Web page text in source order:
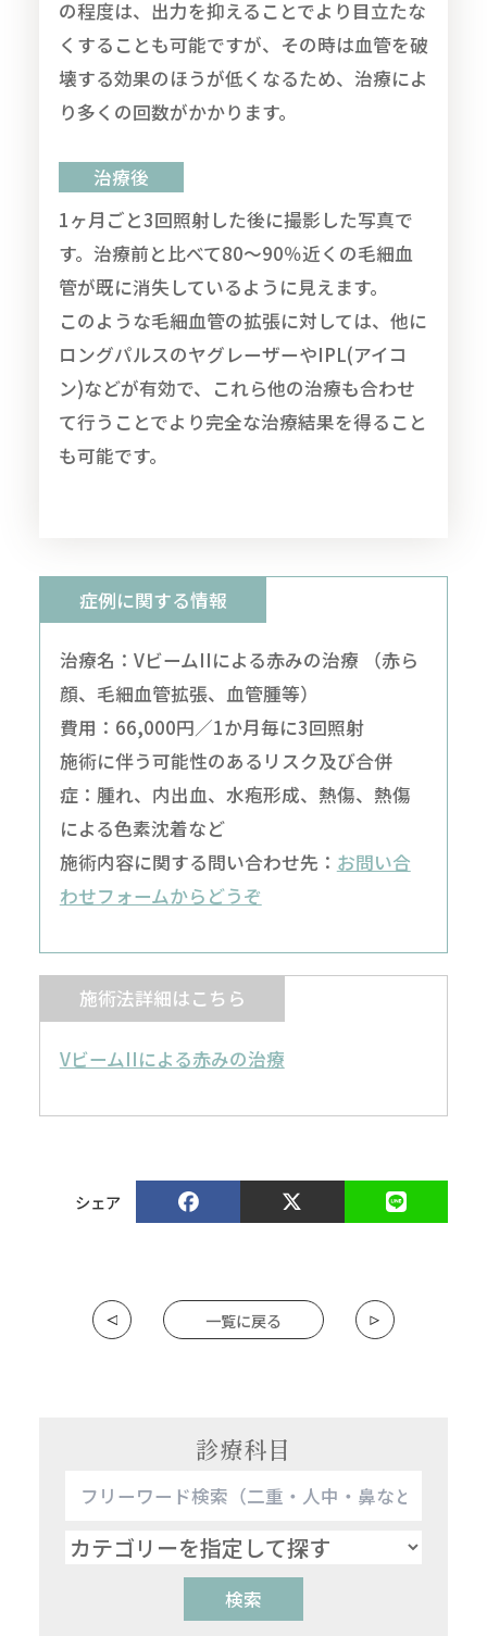
の程度は、出力を抑えることでより目立たな
くすることも可能ですが、その時は血管を破
壊する効果のほうが低くなるため、治療によ
り多くの回数がかかります。
治療後
1ヶ月ごと3回照射した後に撮影した写真で
す。治療前と比べて80～90％近くの毛細血
管が既に消失しているように見えます。
このような毛細血管の拡張に対しては、他に
ロングパルスのヤグレーザーやIPL(アイコ
ン)などが有効で、これら他の治療も合わせ
て行うことでより完全な治療結果を得ること
も可能です。
症例に関する情報
治療名：VビームIIによる赤みの治療 （赤ら
顔、毛細血管拡張、血管腫等）
費用：66,000円／1か月毎に3回照射
施術に伴う可能性のあるリスク及び合併
症：腫れ、内出血、水疱形成、熱傷、熱傷
による色素沈着など
施術内容に関する問い合わせ先： お問い合
わせフォームからどうぞ
施術法詳細はこちら
VビームIIによる赤みの治療
シェア
一覧に戻る
診療科目
検索